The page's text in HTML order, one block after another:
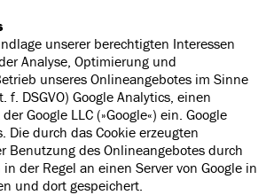
unserer berechtigten Interessen
Analyse, Optimierung und
unseres Onlineangebotes im Sinne
f. DSGVO) Google Analytics, einen
Google LLC (»Google«) ein. Google
Die durch das Cookie erzeugten
Benutzung des Onlineangebotes durch
der Regel an einen Server von Google in
und dort gespeichert.